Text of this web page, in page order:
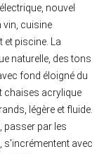
nouvel
vin, cuisine
piscine. La
naturelle, des tons
fond éloigné du
chaises acrylique
légère et fluide.
passer par les
s'incrémentent avec